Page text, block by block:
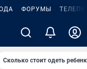
ФОРУМЫ
Сколько стоит одеть